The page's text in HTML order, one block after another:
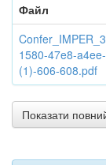
Файл
1580-47e8-
(1)-606-608.pdf
Показати